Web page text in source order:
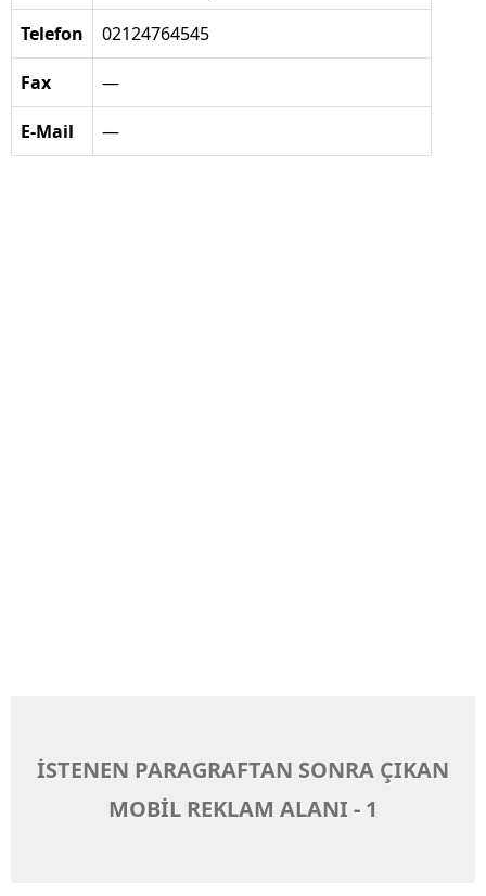
Telefon 02124764545
Fax —
E-Mail —
İSTENEN PARAGRAFTAN SONRA ÇIKAN
MOBİL REKLAM ALANI - 1